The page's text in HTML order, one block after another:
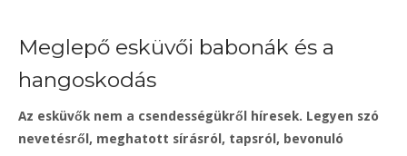
Meglepő esküvői babonák és a
hangoskodás
Az esküvők nem a csendességükről híresek. Legyen szó
nevetésről, meghatott sírásról, tapsról, bevonuló